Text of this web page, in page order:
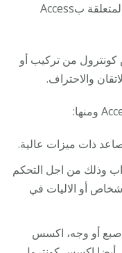
هل تريدون الاستفادة من أفضل الاعمال المتعلقة بAccess
من تركيب أو
والاحتراف.
ذات ميزات عالية.
وذلك من اجل التحكم
أو الاليات في
أو وجه، اكسس